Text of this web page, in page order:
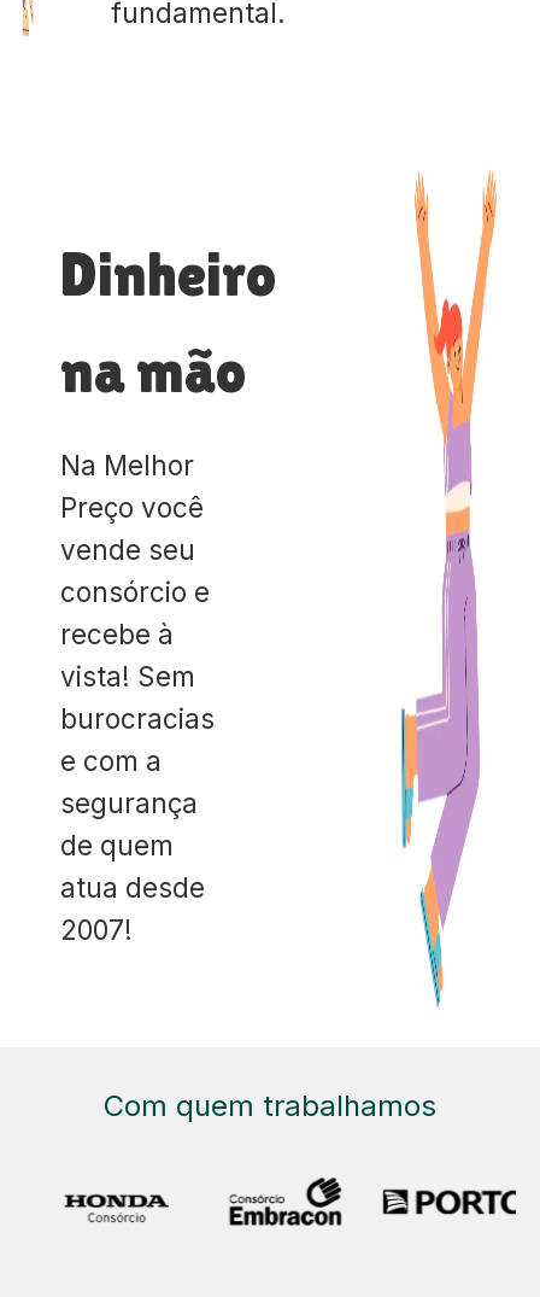
fundamental.
Dinheiro
na mão
Na Melhor
Preço você
vende seu
consórcio e
recebe à
vista! Sem
burocracias
e com a
segurança
de quem
atua desde
2007!
Com quem trabalhamos